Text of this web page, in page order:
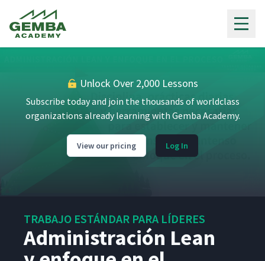
Unlock Over 2,000 Lessons
Subscribe today and join the thousands of worldclass
organizations already learning with Gemba Academy.
View our pricing Log In
TRABAJO ESTÁNDAR PARA LÍDERES
Administración Lean